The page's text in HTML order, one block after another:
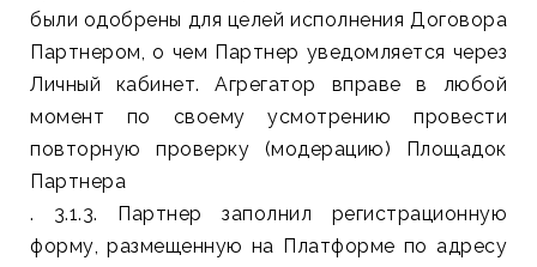
были одобрены для целей исполнения Договора
Партнером, о чем Партнер уведомляется через
Личный кабинет. Агрегатор вправе в любой
момент по своему усмотрению провести
повторную проверку (модерацию) Площадок
Партнера
. 3.1.3. Партнер заполнил регистрационную
форму, размещенную на Платформе по адресу